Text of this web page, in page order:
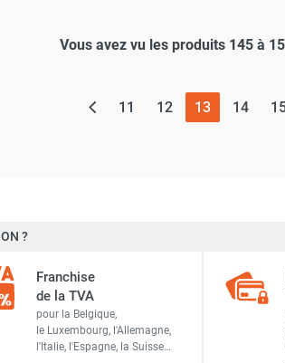
Vous avez vu les produits 145 à
11 12 13(page
14
?
Franchise
de la TVA
pour la Belgique,
le Luxembourg, l'Allemagne,
l'Italie, l'Espagne, la Suisse…